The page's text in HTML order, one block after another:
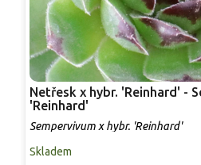
Netřesk x hybr. 'Reinhard' -
'Reinhard'
Sempervivum x hybr. 'Reinhard'
Skladem